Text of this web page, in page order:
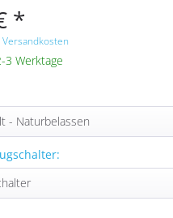
*
Versandkosten
3 Werktage